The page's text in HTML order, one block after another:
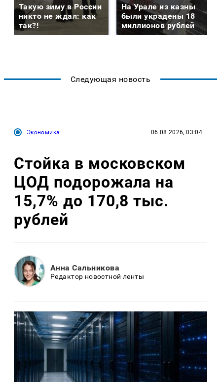
Такую зиму в России
никто не ждал: как
так?!
На Урале из казны
были украдены 18
миллионов рублей
Следующая новость
Экономика 06.08.2026, 03:04
Стойка в московском
ЦОД подорожала на
15,7% до 170,8 тыс.
рублей
Анна Сальникова
Редактор новостной ленты